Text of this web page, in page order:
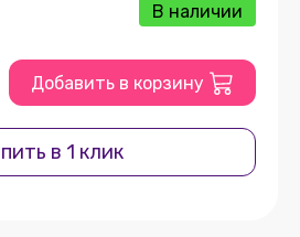
В наличии
Добавить в корзину
в 1 клик